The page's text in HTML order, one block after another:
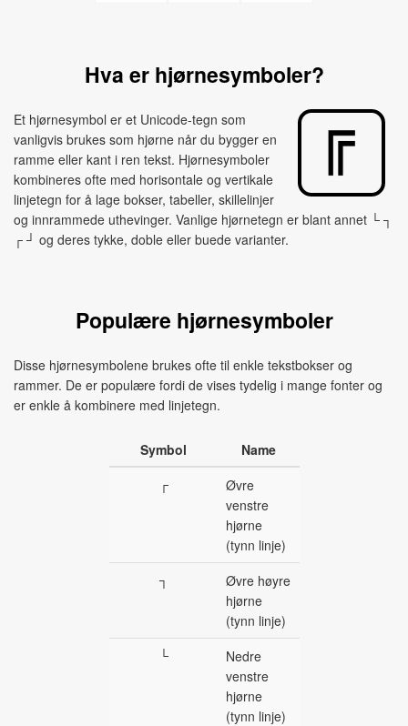
Hva er hjørnesymboler?
Et hjørnesymbol er et Unicode-tegn som
vanligvis brukes som hjørne når du bygger en
ramme eller kant i ren tekst. Hjørnesymboler
kombineres ofte med horisontale og vertikale
linjetegn for å lage bokser, tabeller, skillelinjer
og innrammede uthevinger. Vanlige hjørnetegn er blant annet └ ┐
┌ ┘ og deres tykke, doble eller buede varianter.
Populære hjørnesymboler
Disse hjørnesymbolene brukes ofte til enkle tekstbokser og
rammer. De er populære fordi de vises tydelig i mange fonter og
er enkle å kombinere med linjetegn.
Symbol
Name
┌
Øvre
venstre
hjørne
(tynn linje)
┐
Øvre høyre
hjørne
(tynn linje)
└
Nedre
venstre
hjørne
(tynn linje)